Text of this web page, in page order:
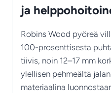
ja
Robins Wood pyöreä
100-prosenttisesta
tiivis, noin 12–17 mm
ylellisen pehmeältä
materiaalina